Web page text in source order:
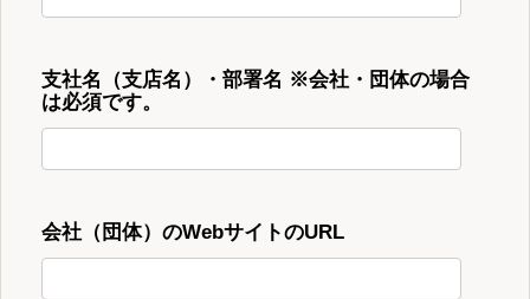
支社名（支店名）・部署名 ※会社・団体の場合
は必須です。
会社（団体）のWebサイトのURL